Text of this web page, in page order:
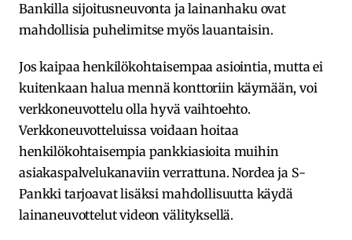
Bankilla sijoitusneuvonta ja lainanhaku ovat
mahdollisia puhelimitse myös lauantaisin.
Jos kaipaa henkilökohtaisempaa asiointia, mutta ei
kuitenkaan halua mennä konttoriin käymään, voi
verkkoneuvottelu olla hyvä vaihtoehto.
Verkkoneuvotteluissa voidaan hoitaa
henkilökohtaisempia pankkiasioita muihin
asiakaspalvelukanaviin verrattuna. Nordea ja S-
Pankki tarjoavat lisäksi mahdollisuutta käydä
lainaneuvottelut videon välityksellä.